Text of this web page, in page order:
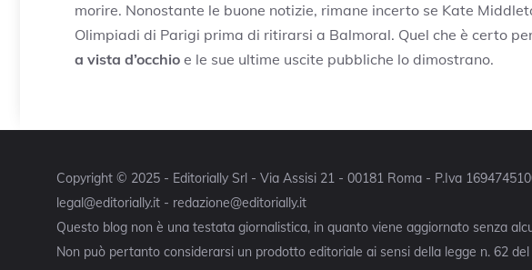
morire. Nonostante le buone notizie, rimane incerto se Kate
Olimpiadi di Parigi prima di ritirarsi a Balmoral. Quel che è certo
a vista d’occhio e le sue ultime uscite pubbliche lo dimostrano.
Copyright © 2025 - Editorially Srl - Via Assisi 21 - 00181 Roma - P.Iva
legal@editorially.it - redazione@editorially.it
Questo blog non è una testata giornalistica, in quanto viene aggiornato senza
Non può pertanto considerarsi un prodotto editoriale ai sensi della legge n. 62 del